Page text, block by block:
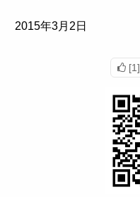
2015年3月2日
[1]